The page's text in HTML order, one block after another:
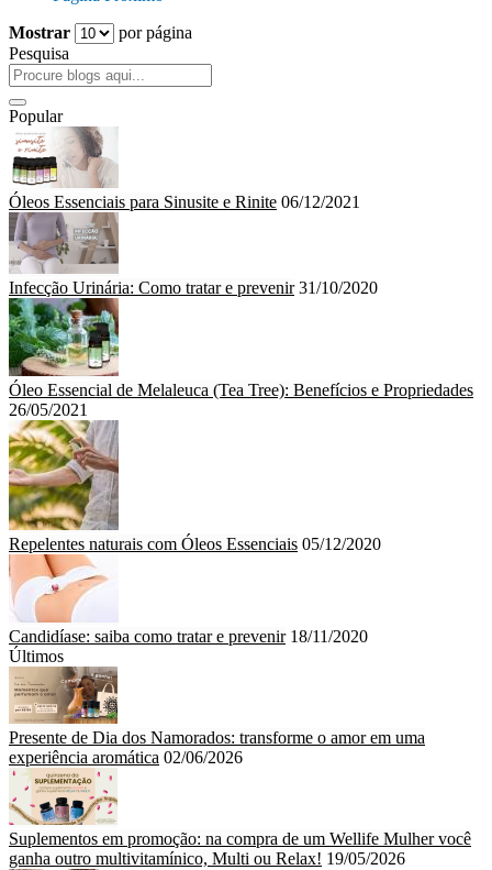
Mostrar
por página
Pesquisa
Popular
Óleos Essenciais para Sinusite e Rinite 06/12/2021
Infecção Urinária: Como tratar e prevenir 31/10/2020
Óleo Essencial de Melaleuca (Tea Tree): Benefícios e Propriedades
26/05/2021
Repelentes naturais com Óleos Essenciais 05/12/2020
Candidíase: saiba como tratar e prevenir 18/11/2020
Últimos
Presente de Dia dos Namorados: transforme o amor em uma
experiência aromática 02/06/2026
Suplementos em promoção: na compra de um Wellife Mulher você
ganha outro multivitamínico, Multi ou Relax! 19/05/2026